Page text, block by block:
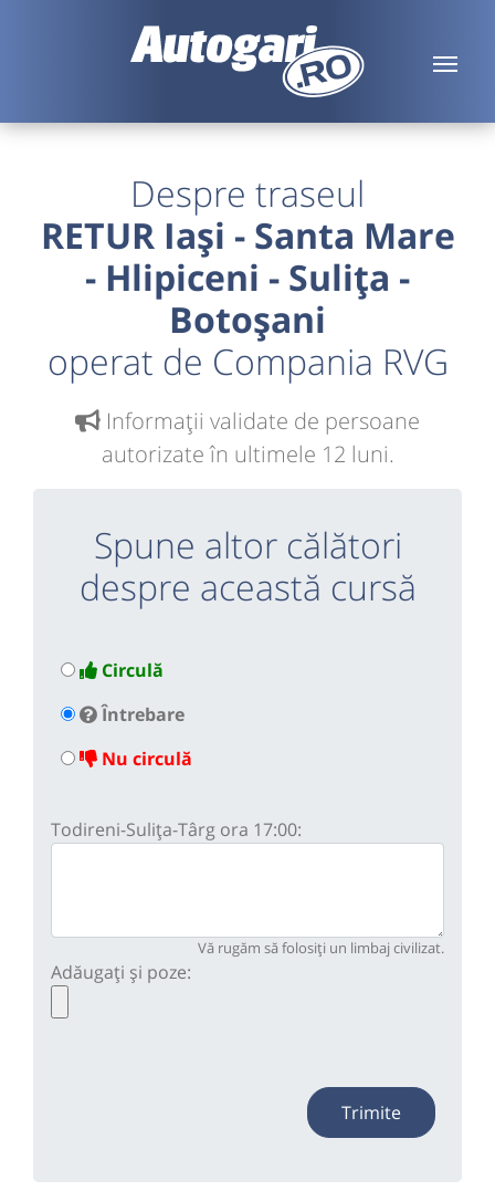
Despre traseul
RETUR Iași - Santa Mare
- Hlipiceni - Sulița -
Botoșani
operat de Compania RVG
Informaţii validate de persoane
autorizate în ultimele 12 luni.
Spune altor călători
despre această cursă
Circulă
Întrebare
Nu circulă
Todireni-Sulița-Târg ora 17:00:
Vă rugăm să folosiți un limbaj civilizat.
Adăugați și poze:
Trimite